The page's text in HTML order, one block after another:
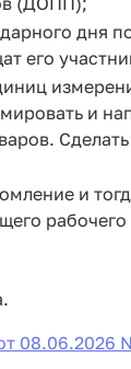
дня
его
и
и
08.06.2026